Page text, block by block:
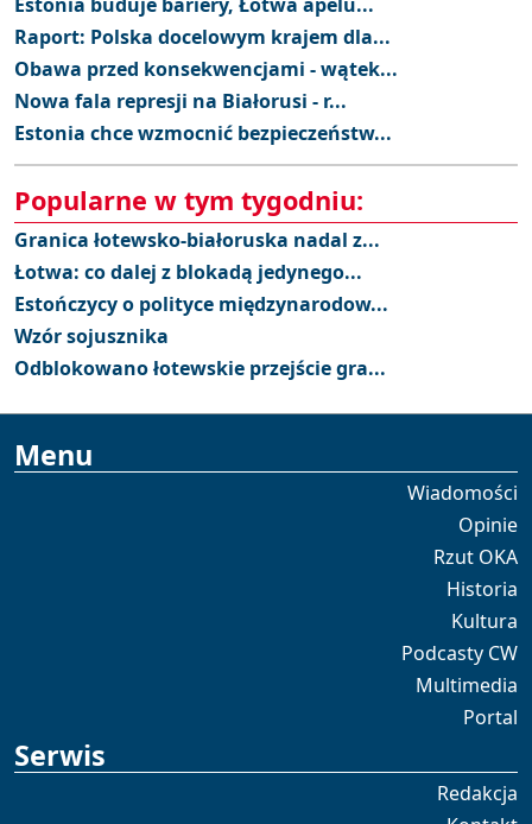
Raport: Polska docelowym krajem dla...
Obawa przed konsekwencjami - wątek...
Nowa fala represji na Białorusi - r...
Estonia chce wzmocnić bezpieczeństw...
Popularne w tym tygodniu:
Granica łotewsko-białoruska nadal z...
Łotwa: co dalej z blokadą jedynego...
Estończycy o polityce międzynarodow...
Wzór sojusznika
Odblokowano łotewskie przejście gra...
Menu
Wiadomości
Opinie
Rzut OKA
Historia
Kultura
Podcasty CW
Multimedia
Portal
Serwis
Redakcja